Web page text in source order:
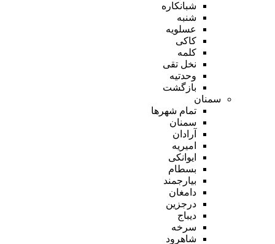
شبانکاره
شنبه
عسلویه
کاکی
کلمه
نخل تقی
وحدتیه
بازگشت
سمنان
تمام شهر‌ها
سمنان
آرادان
امیریه
ایوانکی
بسطام
بیارجمند
دامغان
درجزین
دیباج
سرخه
شاهرود